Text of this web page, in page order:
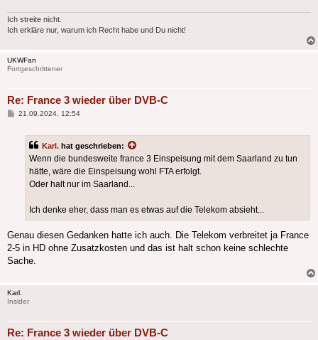
Ich streite nicht.
Ich erkläre nur, warum ich Recht habe und Du nicht!
UKWFan
Fortgeschrittener
Re: France 3 wieder über DVB-C
Beitrag
21.09.2024, 12:54
Karl. hat geschrieben:
Wenn die bundesweite france 3 Einspeisung mit dem Saarland zu tun
hätte, wäre die Einspeisung wohl FTA erfolgt.
Oder halt nur im Saarland...
Ich denke eher, dass man es etwas auf die Telekom absieht...
Genau diesen Gedanken hatte ich auch. Die Telekom verbreitet ja France
2-5 in HD ohne Zusatzkosten und das ist halt schon keine schlechte
Sache.
Karl.
Insider
Re: France 3 wieder über DVB-C